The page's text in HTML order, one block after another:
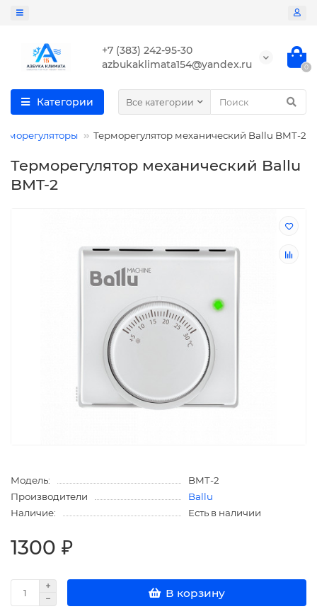
+7 (383) 242-95-30
azbukaklimata154@yandex.ru
0
Категории Все категории
Терморегулятор механический Ballu BMT-2
Терморегулятор механический Ballu
BMT-2
Модель:
BMT-2
Производители
Ballu
Наличие:
Есть в наличии
1300 ₽
В корзину